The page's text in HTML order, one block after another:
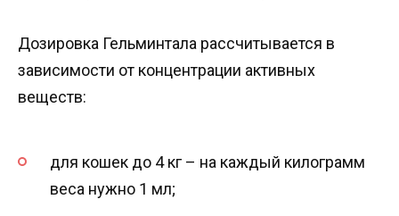
Дозировка Гельминтала рассчитывается в
зависимости от концентрации активных
веществ:
для кошек до 4 кг – на каждый килограмм
веса нужно 1 мл;